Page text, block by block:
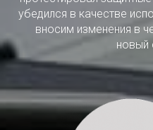
убедился в качестве
вносим изменения в
новый